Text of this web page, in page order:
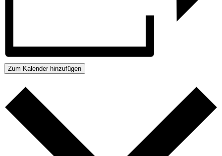
Zum Kalender hinzufügen